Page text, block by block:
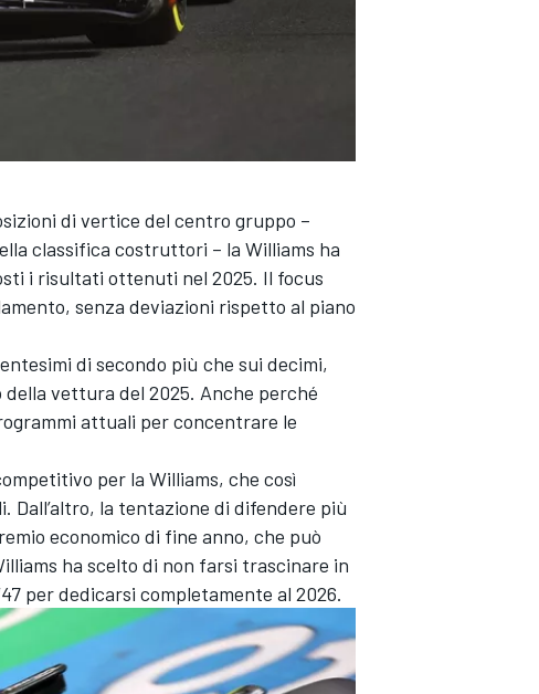
di vertice del centro gruppo –
classifica costruttori – la Williams ha
i risultati ottenuti nel 2025. Il focus
senza deviazioni rispetto al piano
di secondo più che sui decimi,
vettura del 2025. Anche perché
attuali per concentrare le
per la Williams, che così
Dall’altro, la tentazione di difendere più
economico di fine anno, che può
ha scelto di non farsi trascinare in
per dedicarsi completamente al 2026.